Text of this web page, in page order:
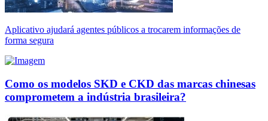
Aplicativo ajudará agentes públicos a trocarem informações de
forma segura
Como os modelos SKD e CKD das marcas chinesas
comprometem a indústria brasileira?